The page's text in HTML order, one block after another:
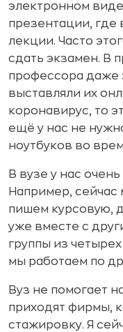
электронном
презентации, где
лекции. Часто
сдать экзамен. В
профессора даже
выставляли их
коронавирус, то
ещё у нас не
ноутбуков во
В вузе у нас
Например,
пишем курсовую,
уже вместе с
группы из
мы работаем по
Вуз не помогает
приходят фирмы,
стажировку. Я